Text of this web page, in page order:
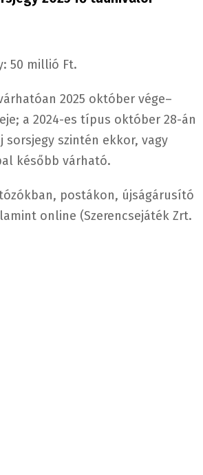
50 millió Ft.​
2025 október vége–
a 2024-es típus október 28-án
szintén ekkor, vagy
később várható.​​
postákon, újságárusító
online (Szerencsejáték Zrt.